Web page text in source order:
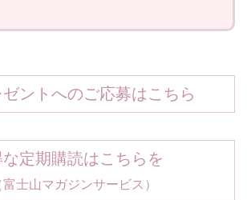
ントへのご応募はこちら
な定期購読はこちらを
士山マガジンサービス）